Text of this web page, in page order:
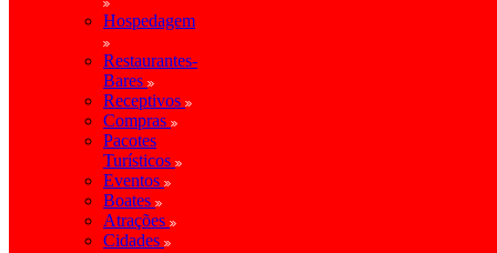
Hospedagem
Restaurantes-
Bares
Receptivos
Compras
Pacotes
Turísticos
Eventos
Boates
Atrações
Cidades